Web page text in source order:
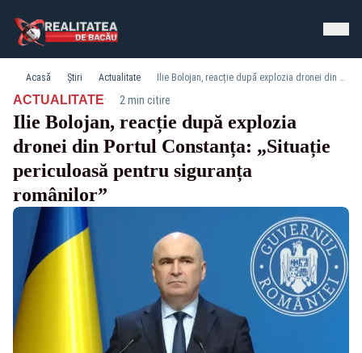
Acasă Știri Actualitate Ilie Bolojan, reacție după explozia dronei din Portul Constanța: „Situație periculoasă pentru siguranța românilor”
ACTUALITATE· 2 min citire
Ilie Bolojan, reacție după explozia
dronei din Portul Constanța: „Situație
periculoasă pentru siguranța
românilor”